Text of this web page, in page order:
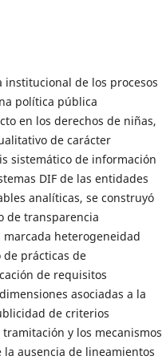
de los procesos
política pública
en los derechos de niñas,
de carácter
sistemático de información
DIF de las entidades
analíticas, se construyó
de transparencia
heterogeneidad
prácticas de
de requisitos
asociadas a la
de criterios
y los mecanismos
ausencia de lineamientos